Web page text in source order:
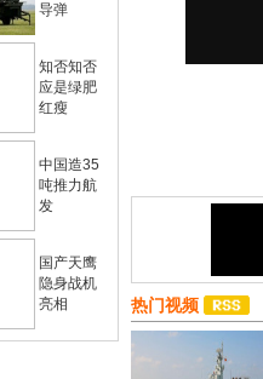
导弹
知否知否
应是绿肥
红瘦
中国造35
吨推力航
发
国产天鹰
隐身战机
亮相
热门视频